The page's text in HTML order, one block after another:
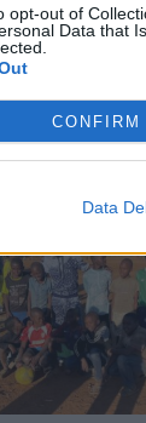
opt-out of
Data that
CONFIRM
Data